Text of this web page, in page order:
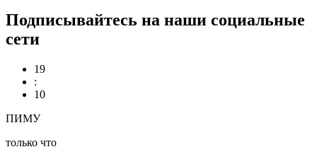
Подписывайтесь на наши социальные
сети
19
:
11
ПИМУ
только что